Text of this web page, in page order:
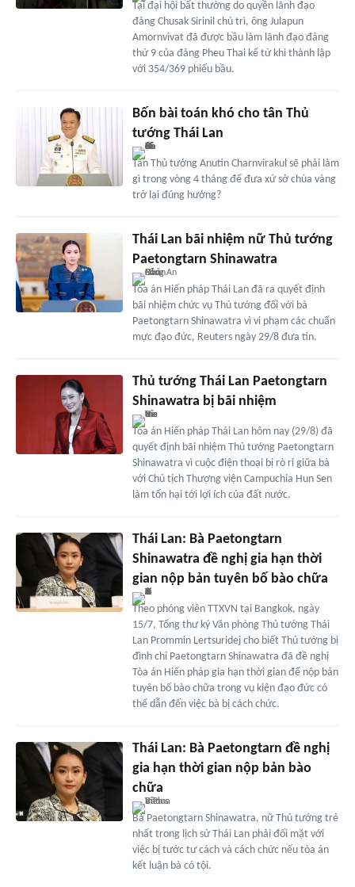
Tại đại hội bất thường do quyền lãnh đạo
đảng Chusak Sirinil chủ trì, ông Julapun
Amornvivat đã được bầu làm lãnh đạo đảng
thứ 9 của đảng Pheu Thai kể từ khi thành lập
với 354/369 phiếu bầu.
Bốn bài toán khó cho tân Thủ
tướng Thái Lan
Tân Thủ tướng Anutin Charnvirakul sẽ phải làm
gì trong vòng 4 tháng để đưa xứ sở chùa vàng
trở lại đúng hướng?
Thái Lan bãi nhiệm nữ Thủ tướng
Paetongtarn Shinawatra
Tòa án Hiến pháp Thái Lan đã ra quyết định
bãi nhiệm chức vụ Thủ tướng đối với bà
Paetongtarn Shinawatra vì vi phạm các chuẩn
mực đạo đức, Reuters ngày 29/8 đưa tin.
Thủ tướng Thái Lan Paetongtarn
Shinawatra bị bãi nhiệm
Tòa án Hiến pháp Thái Lan hôm nay (29/8) đã
quyết định bãi nhiệm Thủ tướng Paetongtarn
Shinawatra vì cuộc điện thoại bị rò rỉ giữa bà
với Chủ tịch Thượng viện Campuchia Hun Sen
làm tổn hại tới lợi ích của đất nước.
Thái Lan: Bà Paetongtarn
Shinawatra đề nghị gia hạn thời
gian nộp bản tuyên bố bào chữa
Theo phóng viên TTXVN tại Bangkok, ngày
15/7, Tổng thư ký Văn phòng Thủ tướng Thái
Lan Prommin Lertsuridej cho biết Thủ tướng bị
đình chỉ Paetongtarn Shinawatra đã đề nghị
Tòa án Hiến pháp gia hạn thời gian để nộp bản
tuyên bố bào chữa trong vụ kiện đạo đức có
thể dẫn đến việc bà bị cách chức.
Thái Lan: Bà Paetongtarn đề nghị
gia hạn thời gian nộp bản bào
chữa
Bà Paetongtarn Shinawatra, nữ Thủ tướng trẻ
nhất trong lịch sử Thái Lan phải đối mặt với
việc bị tước tư cách và cách chức nếu tòa án
kết luận bà có tội.